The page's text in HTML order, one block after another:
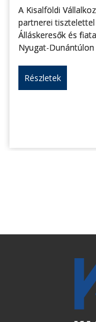
A Kisalföldi
partnerei
Álláskeresők és
Nyugat-
Részletek